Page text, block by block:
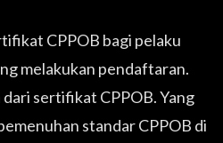
CPPOB bagi pelaku
melakukan pendaftaran.
sertifikat CPPOB. Yang
standar CPPOB di